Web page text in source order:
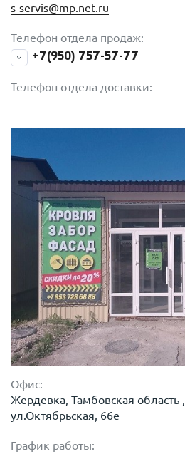
s-servis@mp.net.ru
Телефон отдела продаж:
+7(950) 757-57-77
Телефон отдела доставки:
Офис:
Жердевка, Тамбовская область ,
ул.Октябрьская, 66е
График работы: